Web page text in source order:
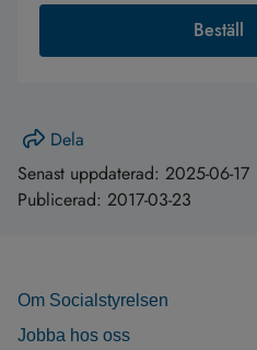
Beställ
Dela
Senast uppdaterad: 2025-06-17
Publicerad: 2017-03-23
Om Socialstyrelsen
Jobba hos oss